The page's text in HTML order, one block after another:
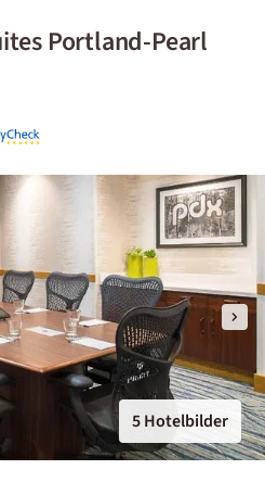
Portland-Pearl
5 Hotelbilder